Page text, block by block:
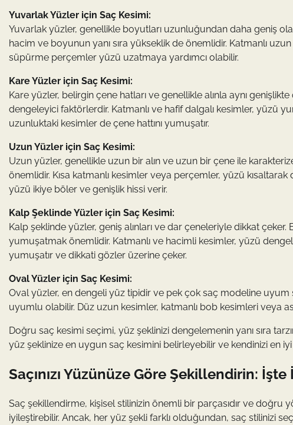
Yuvarlak Yüzler için Saç Kesimi:
Yuvarlak yüzler, genellikle boyutları uzunluğundan daha geniş
hacim ve boyunun yanı sıra yükseklik de önemlidir. Katmanlı
süpürme perçemler yüzü uzatmaya yardımcı olabilir.
Kare Yüzler için Saç Kesimi:
Kare yüzler, belirgin çene hatları ve genellikle alınla aynı
dengeleyici faktörlerdir. Katmanlı ve hafif dalgalı kesimler, yüzü
uzunluktaki kesimler de çene hattını yumuşatır.
Uzun Yüzler için Saç Kesimi:
Uzun yüzler, genellikle uzun bir alın ve uzun bir çene ile
önemlidir. Kısa katmanlı kesimler veya perçemler, yüzü
yüzü ikiye böler ve genişlik hissi verir.
Kalp Şeklinde Yüzler için Saç Kesimi:
Kalp şeklinde yüzler, geniş alınları ve dar çeneleriyle dikkat
yumuşatmak önemlidir. Katmanlı ve hacimli kesimler, yüzü
yumuşatır ve dikkati gözler üzerine çeker.
Oval Yüzler için Saç Kesimi:
Oval yüzler, en dengeli yüz tipidir ve pek çok saç modeline
uyumlu olabilir. Düz uzun kesimler, katmanlı bob kesimleri veya
Doğru saç kesimi seçimi, yüz şeklinizi dengelemenin yanı sıra
yüz şeklinize en uygun saç kesimini belirleyebilir ve kendinizi en
Saçınızı Yüzünüze Göre Şekillendirin: İşte
Saç şekillendirme, kişisel stilinizin önemli bir parçasıdır ve
iyileştirebilir. Ancak, her yüz şekli farklı olduğundan, saç stilinizi